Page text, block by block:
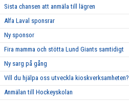
Sista chansen att anmäla till lägren
Alfa Laval sponsrar
Ny sponsor
Fira mamma och stötta Lund Giants samtidigt
Ny sarg på gång
Vill du hjälpa oss utveckla kioskverksamheten?
Anmälan till Hockeyskolan